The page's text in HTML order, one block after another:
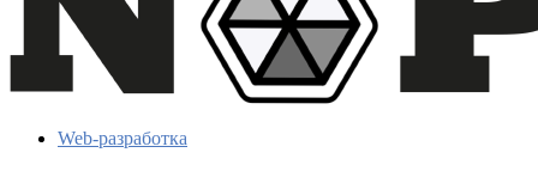
Web-разработка